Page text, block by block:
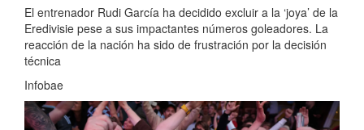
El entrenador Rudi García ha decidido excluir a la ‘joya’ de la
Eredivisie pese a sus impactantes números goleadores. La
reacción de la nación ha sido de frustración por la decisión
técnica
Infobae